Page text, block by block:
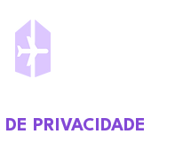
PRIVACIDADE